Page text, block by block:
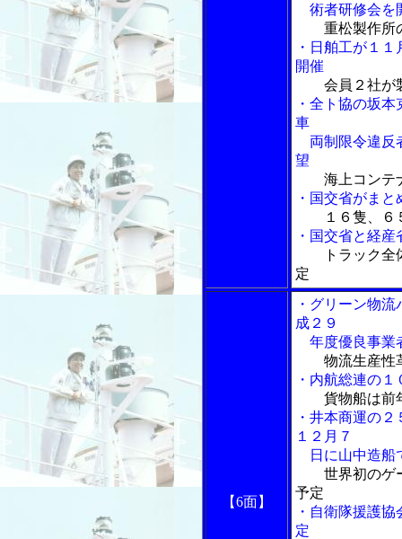
術者研修会を
重松製作所
・日舶工が１
開催
会員２社が
・全ト協の坂
車
両制限令違反
望
海上コンテ
・国交省がま
１６隻、６
・国交省と経
トラック全
定
【6面】
・グリーン物
成２９
年度優良事業
物流生産性
・内航総連の
貨物船は前
・井本商運の
１２月７
日に山中造船
世界初のゲ
予定
・自衛隊援護
定